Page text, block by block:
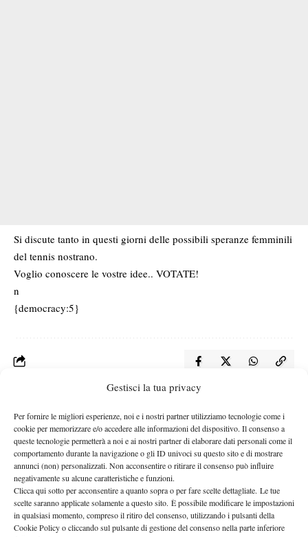
Gestisci la tua privacy
Per fornire le migliori esperienze, noi e i nostri partner utilizziamo tecnologie come i
cookie per memorizzare e/o accedere alle informazioni del dispositivo. Il consenso a
queste tecnologie permetterà a noi e ai nostri partner di elaborare dati personali come il
comportamento durante la navigazione o gli ID univoci su questo sito e di mostrare
annunci (non) personalizzati. Non acconsentire o ritirare il consenso può influire
negativamente su alcune caratteristiche e funzioni.
Clicca qui sotto per acconsentire a quanto sopra o per fare scelte dettagliate. Le tue
scelte saranno applicate solamente a questo sito. È possibile modificare le impostazioni
in qualsiasi momento, compreso il ritiro del consenso, utilizzando i pulsanti della
Cookie Policy o cliccando sul pulsante di gestione del consenso nella parte inferiore
Si discute tanto in questi giorni delle possibili speranze femminili
del tennis nostrano.
Voglio conoscere le vostre idee.. VOTATE!
n
{democracy:5}
Nessun commento
Devi essereconnessoper inviare un commento.
DI TENDENZA
Atp
Masters 1000 Montreal 2026:
Bolelli/Vavassori fuori al primo turno